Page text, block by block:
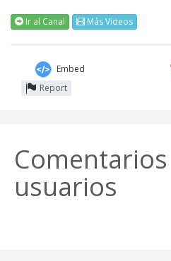
Ir al Canal Más Videos
Embed
Report
usuarios